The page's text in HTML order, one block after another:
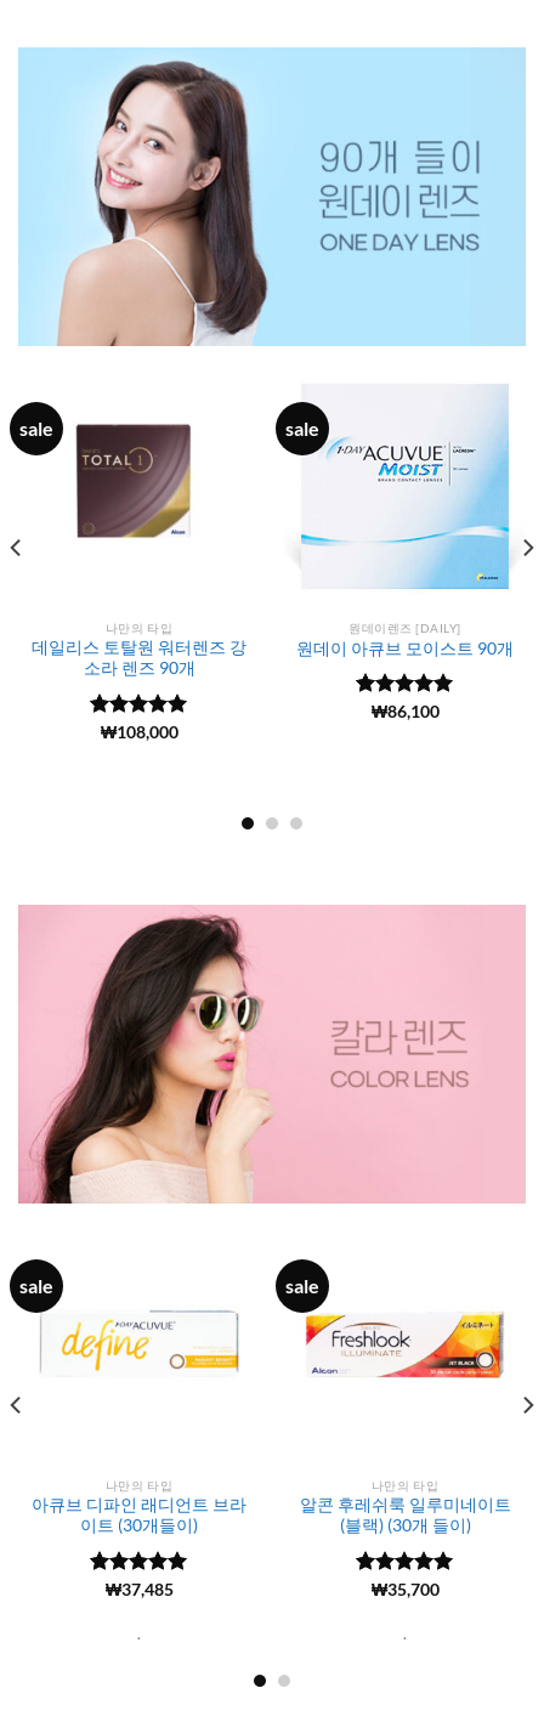
sale
나만의 타입
데일리스 토탈원 워터렌즈 강
소라 렌즈 90개
5 중에서
(15430)
₩108,000
sale
원데이렌즈 [DAILY]
원데이 아큐브 모이스트 90개
5 중에서
(13115)
₩86,100
sale
나만의 타입
아큐브 디파인 래디언트 브라
이트 (30개들이)
5 중에서
(11693)
₩37,485
.
sale
나만의 타입
알콘 후레쉬룩 일루미네이트
(블랙) (30개 들이)
5 중에서
(615)
₩35,700
.